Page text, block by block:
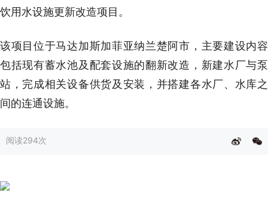
饮用水设施更新改造项目。
该项目位于马达加斯加菲亚纳兰楚阿市，主要建设内容
包括现有蓄水池及配套设施的翻新改造，新建水厂与泵
站，完成相关设备供货及安装，并搭建各水厂、水库之
间的连通设施。
阅读294次